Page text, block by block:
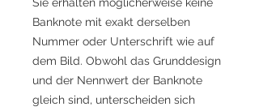
Banknote mit exakt derselben
Nummer oder Unterschrift wie auf
dem Bild. Obwohl das Grunddesign
und der Nennwert der Banknote
gleich sind, unterscheiden sich